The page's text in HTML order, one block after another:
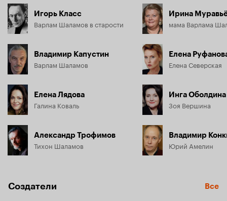
Игорь Класс
Варлам Шаламов в старости
Владимир Капустин
Варлам Шаламов
Елена Лядова
Галина Коваль
Александр Трофимов
Тихон Шаламов
Ирина
мама Варлама
Елена
Елена Северская
Инга Оболдина
Зоя Вершина
Владимир
Юрий Амелин
Создатели Все